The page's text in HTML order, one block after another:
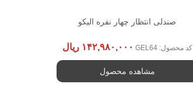
صندلی انتظار چهار نفره الیکو
کد محصول: GEL64 ۱۴۲,۹۸۰,۰۰۰ ریال
مشاهده محصول